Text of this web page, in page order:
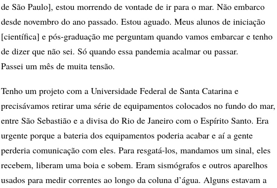
de São Paulo], estou morrendo de vontade de ir para o mar. Não embarco
desde novembro do ano passado. Estou aguado. Meus alunos de iniciação
[científica] e pós-graduação me perguntam quando vamos embarcar e tenho
de dizer que não sei. Só quando essa pandemia acalmar ou passar.
Passei um mês de muita tensão.
Tenho um projeto com a Universidade Federal de Santa Catarina e
precisávamos retirar uma série de equipamentos colocados no fundo do mar,
entre São Sebastião e a divisa do Rio de Janeiro com o Espírito Santo. Era
urgente porque a bateria dos equipamentos poderia acabar e aí a gente
perderia comunicação com eles. Para resgatá-los, mandamos um sinal, eles
recebem, liberam uma boia e sobem. Eram sismógrafos e outros aparelhos
usados para medir correntes ao longo da coluna d’água. Alguns estavam a